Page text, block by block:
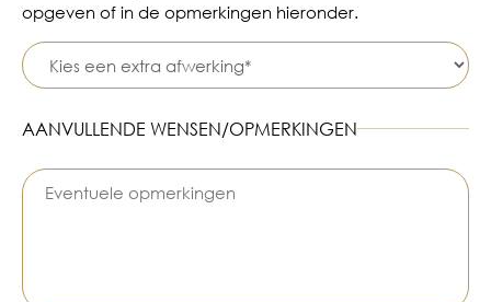
opgeven of in de opmerkingen hieronder.
AANVULLENDE WENSEN/OPMERKINGEN